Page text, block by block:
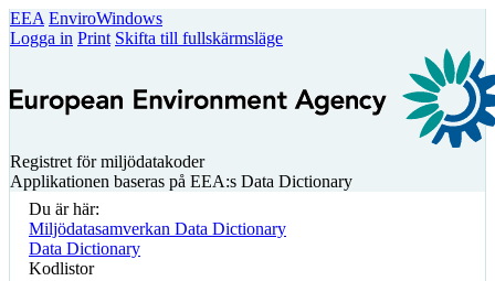
EEA EnviroWindows
Logga in Print Skifta till fullskärmsläge
Registret för miljödatakoder
Applikationen baseras på EEA:s Data Dictionary
Du är här:
Miljödatasamverkan Data Dictionary
Data Dictionary
Kodlistor